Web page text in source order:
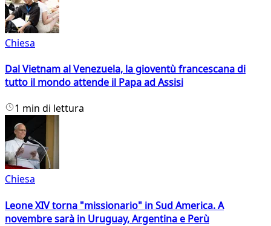
Chiesa
Dal Vietnam al Venezuela, la gioventù francescana di
tutto il mondo attende il Papa ad Assisi
1 min di lettura
Chiesa
Leone XIV torna "missionario" in Sud America. A
novembre sarà in Uruguay, Argentina e Perù